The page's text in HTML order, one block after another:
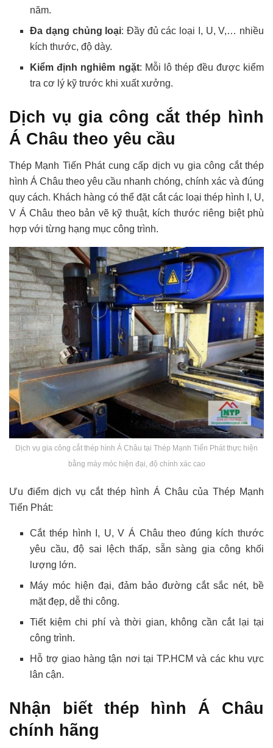
năm.
Đa dạng chủng loại: Đầy đủ các loại I, U, V,… nhiều
kích thước, độ dày.
Kiểm định nghiêm ngặt: Mỗi lô thép đều được kiểm
tra cơ lý kỹ trước khi xuất xưởng.
Dịch vụ gia công cắt thép hình
Á Châu theo yêu cầu
Thép Mạnh Tiến Phát cung cấp dịch vụ gia công cắt thép
hình Á Châu theo yêu cầu nhanh chóng, chính xác và đúng
quy cách. Khách hàng có thể đặt cắt các loại thép hình I, U,
V Á Châu theo bản vẽ kỹ thuật, kích thước riêng biệt phù
hợp với từng hạng mục công trình.
Dịch vụ gia công cắt thép hình Á Châu tại Thép Mạnh Tiến Phát thực hiện
bằng máy móc hiện đại, độ chính xác cao
Ưu điểm dịch vụ cắt thép hình Á Châu của Thép Mạnh
Tiến Phát:
Cắt thép hình I, U, V Á Châu theo đúng kích thước
yêu cầu, độ sai lệch thấp, sẵn sàng gia công khối
lượng lớn.
Máy móc hiện đại, đảm bảo đường cắt sắc nét, bề
mặt đẹp, dễ thi công.
Tiết kiệm chi phí và thời gian, không cần cắt lại tại
công trình.
Hỗ trợ giao hàng tận nơi tại TP.HCM và các khu vực
lân cận.
Nhận biết thép hình Á Châu
chính hãng